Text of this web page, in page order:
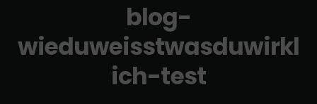
blog-
wieduweisstwasduwirkl
ich-test